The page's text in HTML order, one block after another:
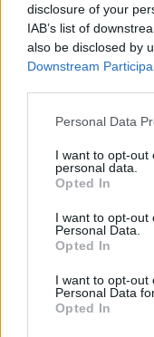
disclosure of your
IAB’s list of
also be disclosed by
Downstream
Personal Data
I want to opt-out
personal data.
Opted In
I want to opt-out
Personal Data.
Opted In
I want to opt-out
Personal Data
Opted In
συμμετάσχει
Υπηρέτησε ως
έκανε και
Την πρώτη του
έλεγε σαν
αξιωματικός τον
απάντησε
σηκώνοντας το